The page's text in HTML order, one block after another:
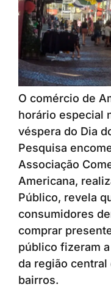
O comércio de
horário especial
véspera do Dia
Pesquisa
Associação
Americana,
Público, revela
consumidores
comprar
público fizeram
da região central
bairros.